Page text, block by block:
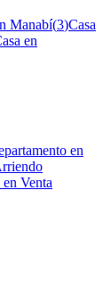
Manabí(3)Casa
en
en
Venta